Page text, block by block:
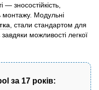
— зносостійкість,
монтажу. Модульні
, стали стандартом для
завдяки можливості легкої
за 17 років: